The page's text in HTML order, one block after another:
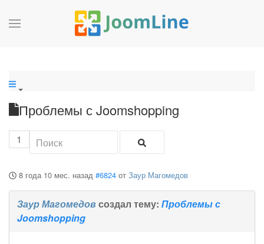
Проблемы с Joomshopping
1
8 года 10 мес. назад #6824 от Заур Магомедов
Заур Магомедовсоздал тему: Проблемы с
Joomshopping